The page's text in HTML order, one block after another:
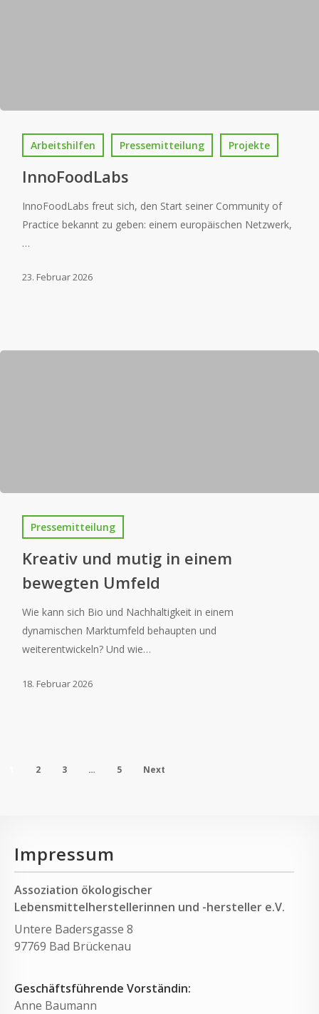
Arbeitshilfen Pressemitteilung Projekte
InnoFoodLabs
InnoFoodLabs freut sich, den Start seiner Community of
Practice bekannt zu geben: einem europäischen Netzwerk,
…
23. Februar 2026
Pressemitteilung
Kreativ und mutig in einem
bewegten Umfeld
Wie kann sich Bio und Nachhaltigkeit in einem
dynamischen Marktumfeld behaupten und
weiterentwickeln? Und wie…
18. Februar 2026
2 3 … 5 Next
Impressum
Assoziation ökologischer
Lebensmittelherstellerinnen und -hersteller e.V.
Untere Badersgasse 8
97769 Bad Brückenau
Geschäftsführende Vorständin:
Anne Baumann